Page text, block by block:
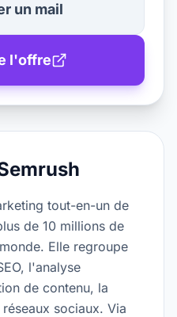
un mail
l'offre
tout-en-un de
de 10 millions de
Elle regroupe
l'analyse
de contenu, la
sociaux. Via